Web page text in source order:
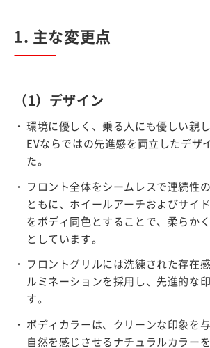
1. 主な変更点
（1）デザイン
環境に優しく、乗る人にも優しい親
EVならではの先進感を両立したデザ
た。
フロント全体をシームレスで連続性
ともに、ホイールアーチおよびサイ
をボディ同色とすることで、柔らか
としています。
フロントグリルには洗練された存在
ルミネーションを採用し、先進的な
す。
ボディカラーは、クリーンな印象を
自然を感じさせるナチュラルカラー